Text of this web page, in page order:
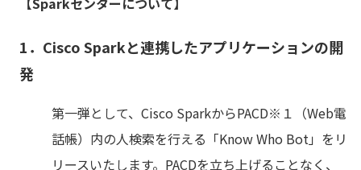
1．Cisco Sparkと連携したアプリケーションの開
発
第一弾として、Cisco SparkからPACD※１（Web電
話帳）内の人検索を行える「Know Who Bot」をリ
リースいたします。PACDを立ち上げることなく、